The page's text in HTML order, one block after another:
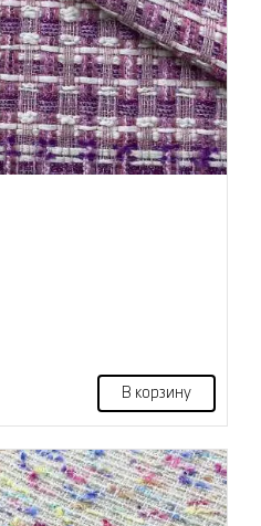
В корзину